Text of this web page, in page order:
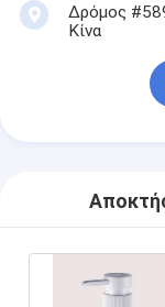
Δρόμος
Κίνα